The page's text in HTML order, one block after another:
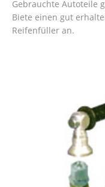
Gebrauchte Autoteile
Biete einen gut
Reifenfüller an.